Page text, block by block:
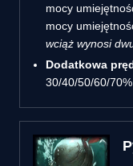
mocy
mocy
wciąż wynosi
Dodatkowa
30/40/50/60/70%